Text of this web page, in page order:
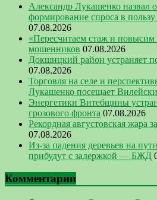
Александр Лукашенко назвал
формирование спроса в
07.08.2026
«Пересчитаем стаж и
мошенников 07.08.2026
Докшицкий район устраняет
07.08.2026
Торговля на селе и
Лукашенко посещает
Энергетики Витебщины
грозового фронта 07.08.2026
Рекордная августовская жара
07.08.2026
Из-за падения деревьев на
прибудут с задержкой — БЖД
Комментарии